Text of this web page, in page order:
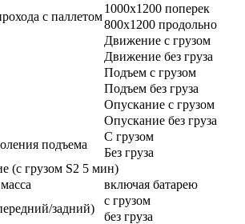
с паллетом
1000х1200 поперек
800х1200 продольно
Движение с грузом
Движение без груза
Подъем с грузом
Подъем без груза
Опускание с грузом
Опускание без груза
подъема
С грузом
Без груза
(с грузом S2 5 мин)
включая батарею
задний)
с грузом
без груза